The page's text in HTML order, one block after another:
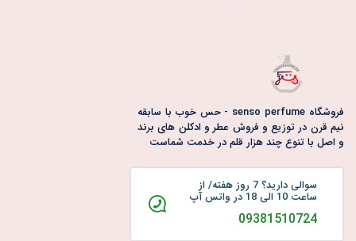
فروشگاه senso perfume - حس خوب با سابقه
نیم قرن در توزیع و فروش عطر و ادکلن های برند
و اصل با تنوع چند هزار قلم در خدمت شماست
سوالی دارید؟ 7 روز هفته/ از
ساعت 10 الی 18 در واتس آپ
09381510724